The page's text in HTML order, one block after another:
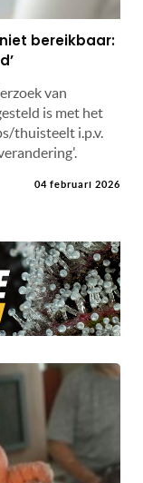
bereikbaar:
van
is met het
thuisteelt i.p.v.
04 februari 2026